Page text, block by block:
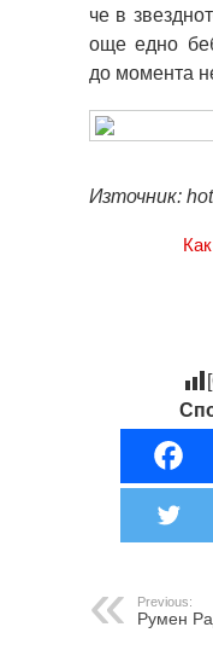
че в
още едно
до момента
Източник:
Previous:
Румен